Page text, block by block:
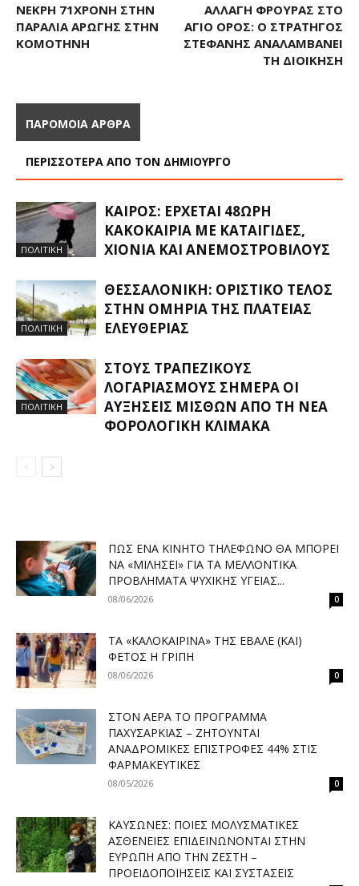
ΝΕΚΡΉ 71ΧΡΟΝΗ ΣΤΗΝ
ΠΑΡΑΛΊΑ ΑΡΩΓΉΣ ΣΤΗΝ
ΚΟΜΟΤΗΝΉ
ΑΛΛΑΓΉ ΦΡΟΥΡΆΣ ΣΤΟ
ΆΓΙΟ ΌΡΟΣ: Ο ΣΤΡΑΤΗΓΌΣ
ΣΤΕΦΑΝΉΣ ΑΝΑΛΑΜΒΆΝΕΙ
ΤΗ ΔΙΟΊΚΗΣΗ
ΠΑΡΟΜΟΙΑ ΑΡΘΡΑ
ΠΕΡΙΣΣΟΤΕΡΑ ΑΠΟ ΤΟΝ ΔΗΜΙΟΥΡΓΟ
ΠΟΛΙΤΙΚΗ
ΚΑΙΡΌΣ: ΈΡΧΕΤΑΙ 48ΩΡΗ
ΚΑΚΟΚΑΙΡΊΑ ΜΕ ΚΑΤΑΙΓΊΔΕΣ,
ΧΙΌΝΙΑ ΚΑΙ ΑΝΕΜΟΣΤΡΌΒΙΛΟΥΣ
ΠΟΛΙΤΙΚΗ
ΘΕΣΣΑΛΟΝΊΚΗ: ΟΡΙΣΤΙΚΌ ΤΈΛΟΣ
ΣΤΗΝ ΟΜΗΡΊΑ ΤΗΣ ΠΛΑΤΕΊΑΣ
ΕΛΕΥΘΕΡΊΑΣ
ΠΟΛΙΤΙΚΗ
ΣΤΟΥΣ ΤΡΑΠΕΖΙΚΟΎΣ
ΛΟΓΑΡΙΑΣΜΟΎΣ ΣΉΜΕΡΑ ΟΙ
ΑΥΞΉΣΕΙΣ ΜΙΣΘΏΝ ΑΠΌ ΤΗ ΝΈΑ
ΦΟΡΟΛΟΓΙΚΉ ΚΛΊΜΑΚΑ
ΠΏΣ ΈΝΑ ΚΙΝΗΤΌ ΤΗΛΈΦΩΝΟ ΘΑ ΜΠΟΡΕΊ
ΝΑ «ΜΙΛΉΣΕΙ» ΓΙΑ ΤΑ ΜΕΛΛΟΝΤΙΚΆ
ΠΡΟΒΛΉΜΑΤΑ ΨΥΧΙΚΉΣ ΥΓΕΊΑΣ...
08/06/2026 0
ΤΑ «ΚΑΛΟΚΑΙΡΙΝΆ» ΤΗΣ ΈΒΑΛΕ (ΚΑΙ)
ΦΈΤΟΣ Η ΓΡΊΠΗ
08/06/2026 0
ΣΤΟΝ ΑΈΡΑ ΤΟ ΠΡΌΓΡΑΜΜΑ
ΠΑΧΥΣΑΡΚΊΑΣ – ΖΗΤΟΎΝΤΑΙ
ΑΝΑΔΡΟΜΙΚΈΣ ΕΠΙΣΤΡΟΦΈΣ 44% ΣΤΙΣ
ΦΑΡΜΑΚΕΥΤΙΚΈΣ
08/05/2026 0
ΚΑΎΣΩΝΕΣ: ΠΟΙΕΣ ΜΟΛΥΣΜΑΤΙΚΈΣ
ΑΣΘΈΝΕΙΕΣ ΕΠΙΔΕΙΝΏΝΟΝΤΑΙ ΣΤΗΝ
ΕΥΡΏΠΗ ΑΠΌ ΤΗΝ ΖΈΣΤΗ –
ΠΡΟΕΙΔΟΠΟΙΉΣΕΙΣ ΚΑΙ ΣΥΣΤΆΣΕΙΣ